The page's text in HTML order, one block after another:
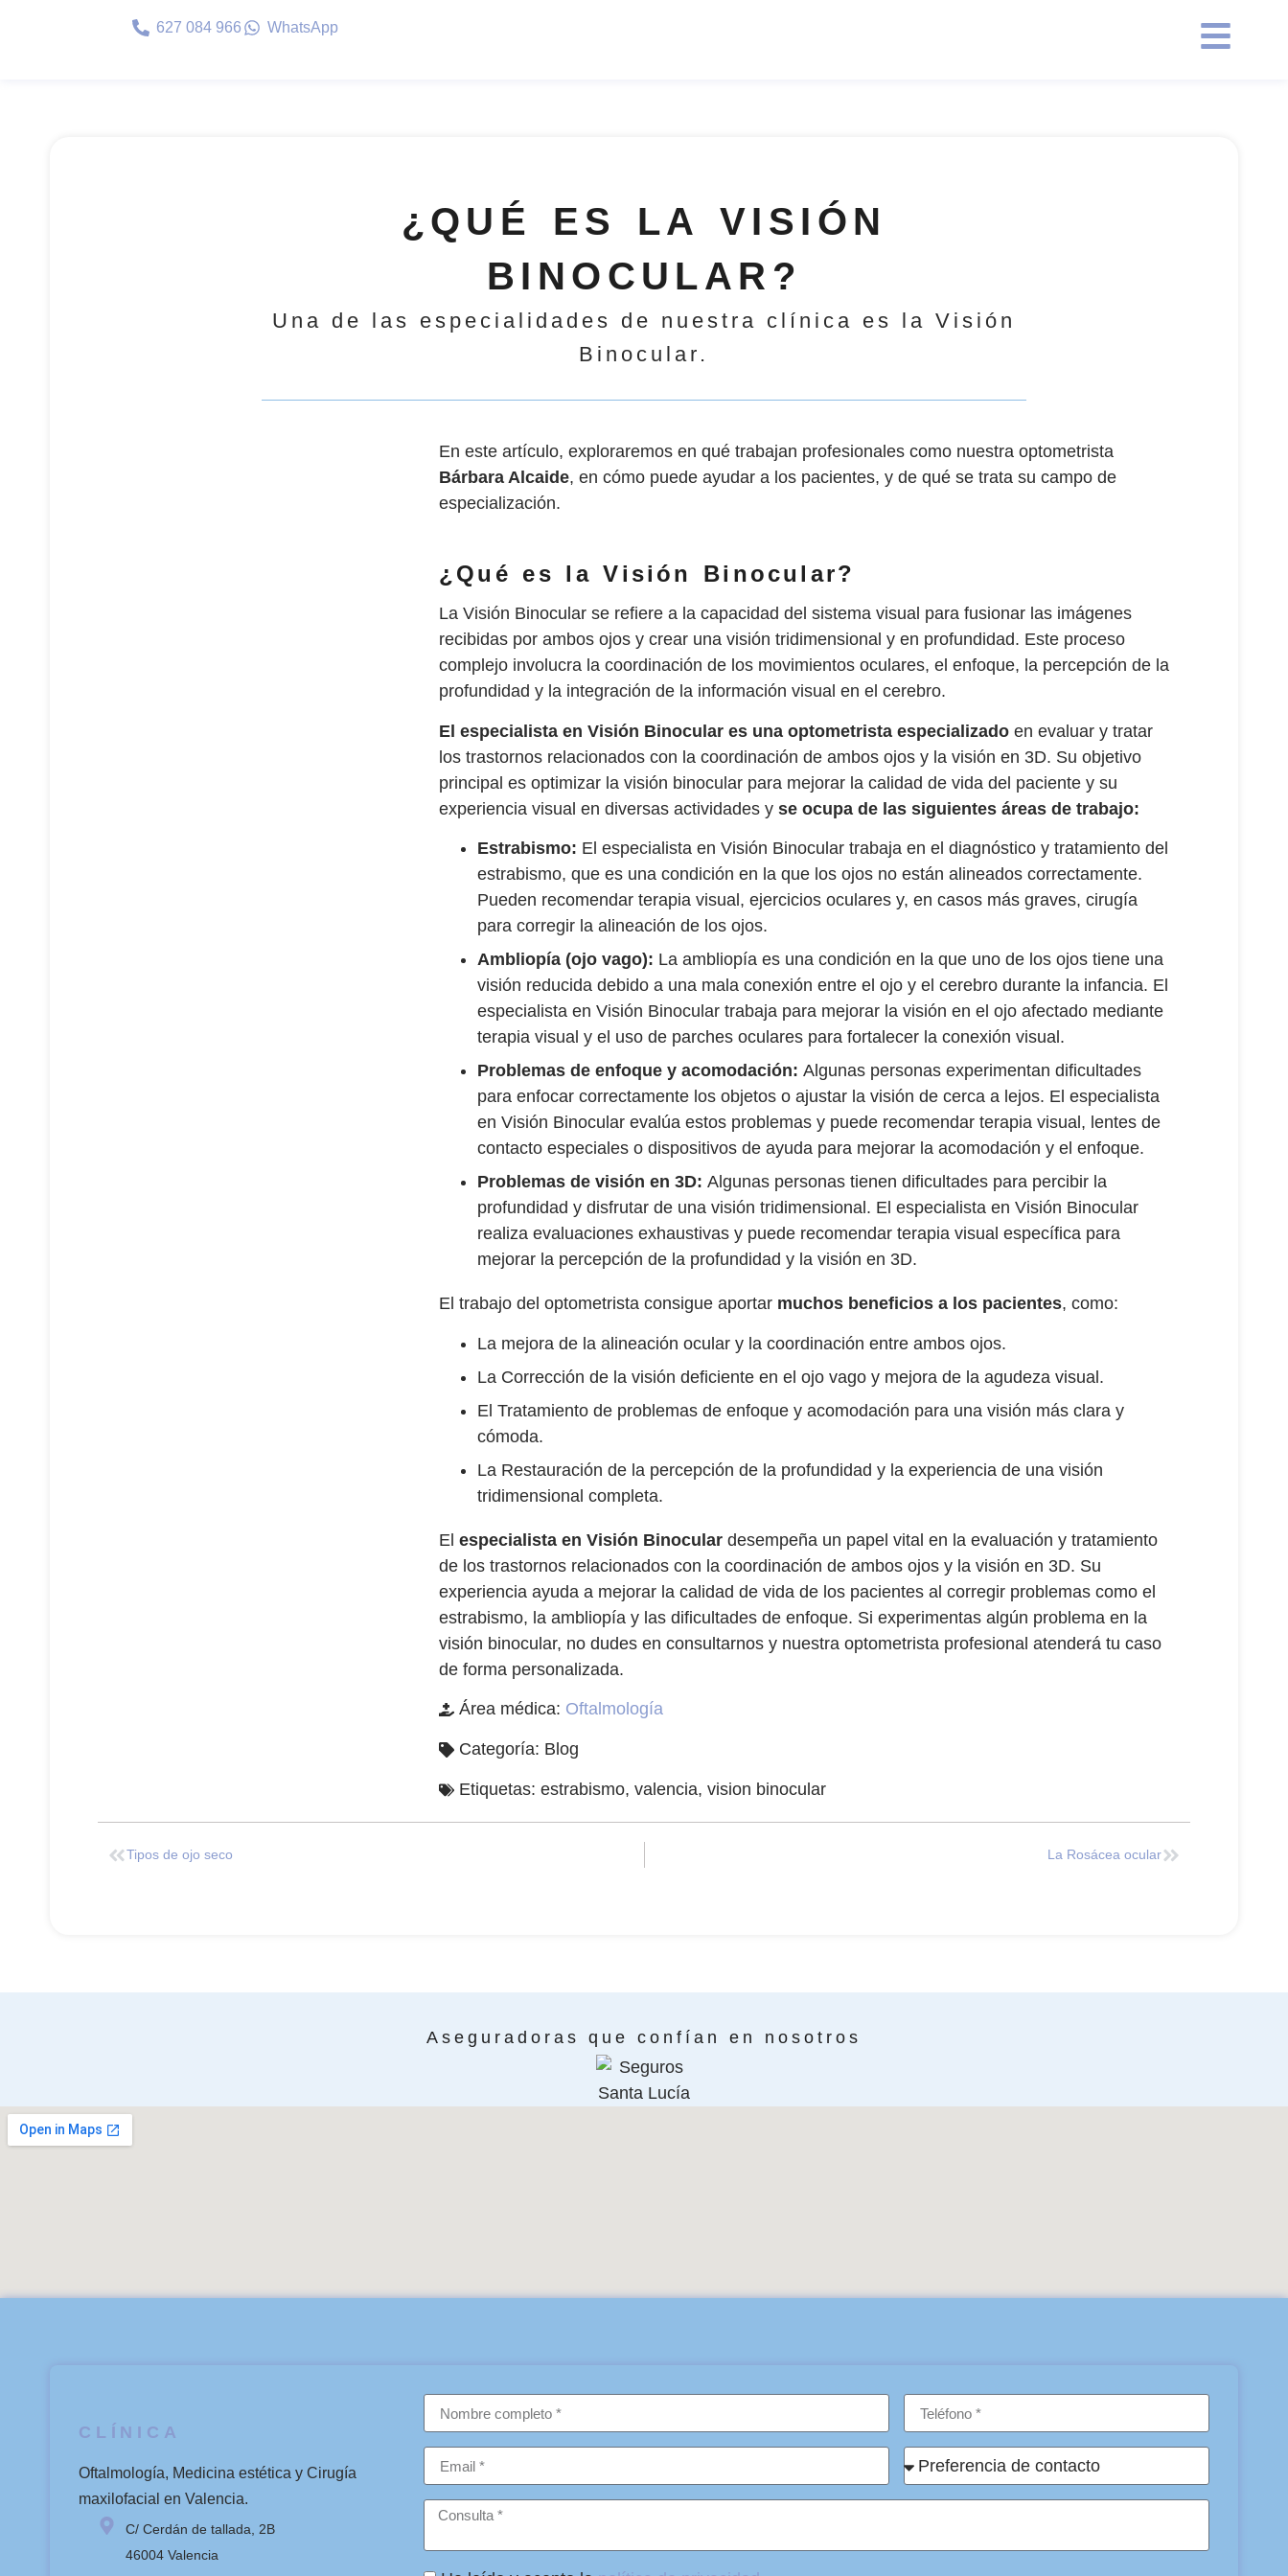
627 084 966 WhatsApp
¿QUÉ ES LA VISIÓN
BINOCULAR?
Una de las especialidades de nuestra clínica es la Visión
Binocular.
En este artículo, exploraremos en qué trabajan profesionales como nuestra optometrista
Bárbara Alcaide, en cómo puede ayudar a los pacientes, y de qué se trata su campo de
especialización.
¿Qué es la Visión Binocular?
La Visión Binocular se refiere a la capacidad del sistema visual para fusionar las imágenes
recibidas por ambos ojos y crear una visión tridimensional y en profundidad. Este proceso
complejo involucra la coordinación de los movimientos oculares, el enfoque, la percepción de la
profundidad y la integración de la información visual en el cerebro.
El especialista en Visión Binocular es una optometrista especializado en evaluar y tratar
los trastornos relacionados con la coordinación de ambos ojos y la visión en 3D. Su objetivo
principal es optimizar la visión binocular para mejorar la calidad de vida del paciente y su
experiencia visual en diversas actividades y se ocupa de las siguientes áreas de trabajo:
Estrabismo: El especialista en Visión Binocular trabaja en el diagnóstico y tratamiento del
estrabismo, que es una condición en la que los ojos no están alineados correctamente.
Pueden recomendar terapia visual, ejercicios oculares y, en casos más graves, cirugía
para corregir la alineación de los ojos.
Ambliopía (ojo vago): La ambliopía es una condición en la que uno de los ojos tiene una
visión reducida debido a una mala conexión entre el ojo y el cerebro durante la infancia. El
especialista en Visión Binocular trabaja para mejorar la visión en el ojo afectado mediante
terapia visual y el uso de parches oculares para fortalecer la conexión visual.
Problemas de enfoque y acomodación: Algunas personas experimentan dificultades
para enfocar correctamente los objetos o ajustar la visión de cerca a lejos. El especialista
en Visión Binocular evalúa estos problemas y puede recomendar terapia visual, lentes de
contacto especiales o dispositivos de ayuda para mejorar la acomodación y el enfoque.
Problemas de visión en 3D: Algunas personas tienen dificultades para percibir la
profundidad y disfrutar de una visión tridimensional. El especialista en Visión Binocular
realiza evaluaciones exhaustivas y puede recomendar terapia visual específica para
mejorar la percepción de la profundidad y la visión en 3D.
El trabajo del optometrista consigue aportar muchos beneficios a los pacientes, como:
La mejora de la alineación ocular y la coordinación entre ambos ojos.
La Corrección de la visión deficiente en el ojo vago y mejora de la agudeza visual.
El Tratamiento de problemas de enfoque y acomodación para una visión más clara y
cómoda.
La Restauración de la percepción de la profundidad y la experiencia de una visión
tridimensional completa.
El especialista en Visión Binocular desempeña un papel vital en la evaluación y tratamiento
de los trastornos relacionados con la coordinación de ambos ojos y la visión en 3D. Su
experiencia ayuda a mejorar la calidad de vida de los pacientes al corregir problemas como el
estrabismo, la ambliopía y las dificultades de enfoque. Si experimentas algún problema en la
visión binocular, no dudes en consultarnos y nuestra optometrista profesional atenderá tu caso
de forma personalizada.
Área médica: Oftalmología
Categoría: Blog
Etiquetas: estrabismo, valencia, vision binocular
Tipos de ojo seco La Rosácea ocular
Aseguradoras que confían en nosotros
CLÍNICA
Oftalmología, Medicina estética y Cirugía
maxilofacial en Valencia.
C/ Cerdán de tallada, 2B
46004 Valencia